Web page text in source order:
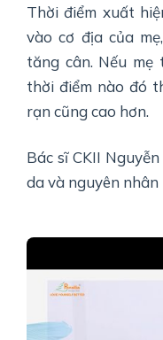
Thời điểm xuất
vào cơ địa của
tăng cân. Nếu
thời điểm nào đó
rạn cũng cao hơn.
Bác sĩ CKII
da và nguyên